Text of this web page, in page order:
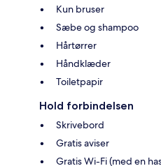
Kun bruser
Sæbe og shampoo
Hårtørrer
Håndklæder
Toiletpapir
Hold forbindelsen
Skrivebord
Gratis aviser
Gratis Wi-Fi (med en